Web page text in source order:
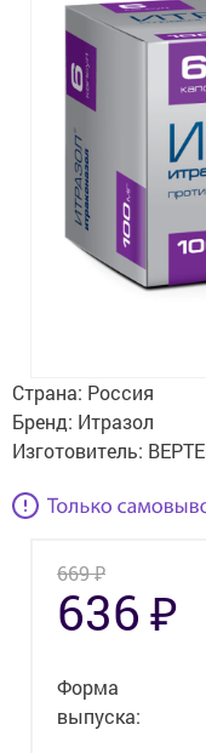
Лекарства
Косметика
Гигиена
Изделия
Планирование
Ортопедия
Мама и малыш
Уход за больными
Витамины
Скидки и акции
+7 (495) 921-40-74
Страна: Россия
Бренд: Итразол
Изготовитель:
669₽
636₽
Форма
выпуска: